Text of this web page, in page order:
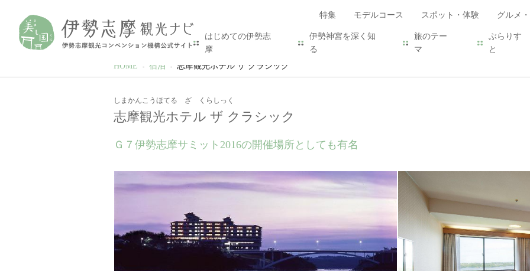
特集 モデルコース スポット・体験 グルメ
はじめての伊勢志
摩
伊勢神宮を深く知
る
旅のテー
マ
ぶらりす
と
HOME 宿泊 志摩観光ホテル ザ クラシック
しまかんこうほてる ざ くらしっく
志摩観光ホテル ザ クラシック
Ｇ７伊勢志摩サミット2016の開催場所としても有名